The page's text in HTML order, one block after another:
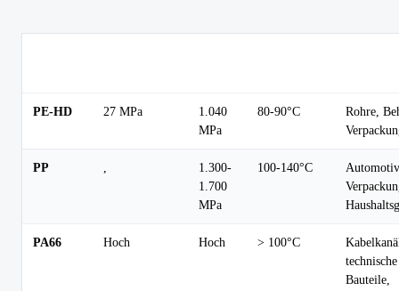
PE-HD 27 MPa
1.040
MPa
80-90°C
Rohre,
PP ,
1.300-
1.700
MPa
100-140°C
PA66 Hoch Hoch > 100°C
technische
Bauteile,